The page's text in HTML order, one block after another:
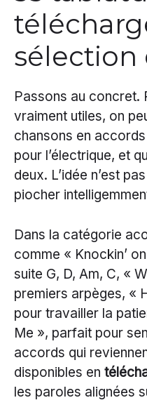
sélection
Passons au concret.
vraiment utiles, on
chansons en
pour l’électrique, et
deux. L’idée n’est
piocher
Dans la catégorie
comme « Knockin’
suite G, D, Am, C, «
premiers arpèges, «
pour travailler la
Me », parfait pour
accords qui
disponibles en
les paroles alignées